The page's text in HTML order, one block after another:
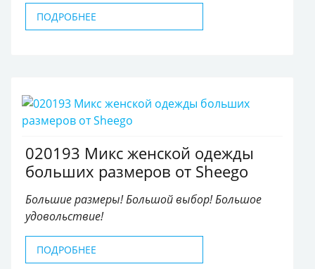
ПОДРОБНЕЕ
020193 Микс женской одежды
больших размеров от Sheego
Большие размеры! Большой выбор! Большое
удовольствие!
ПОДРОБНЕЕ